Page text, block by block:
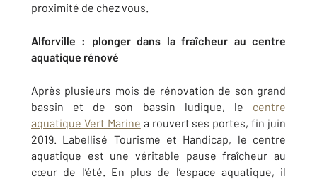
proximité de chez vous.
Alforville : plonger dans la fraîcheur au centre
aquatique rénové
Après plusieurs mois de rénovation de son grand
bassin et de son bassin ludique, le centre
aquatique Vert Marine a rouvert ses portes, fin juin
2019. Labellisé Tourisme et Handicap, le centre
aquatique est une véritable pause fraîcheur au
cœur de l’été. En plus de l’espace aquatique, il